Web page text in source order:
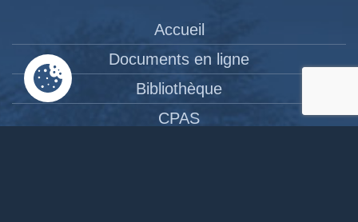
Accueil
Documents en ligne
Bibliothèque
CPAS